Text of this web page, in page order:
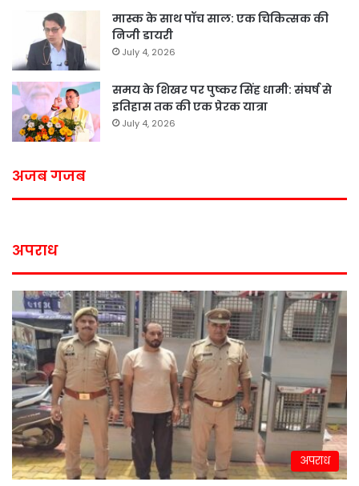
मास्क के साथ पॉच साल: एक चिकित्सक की
निजी डायरी
July 4, 2026
समय के शिखर पर पुष्कर सिंह धामी: संघर्ष से
इतिहास तक की एक प्रेरक यात्रा
July 4, 2026
अजब गजब
अपराध
अपराध